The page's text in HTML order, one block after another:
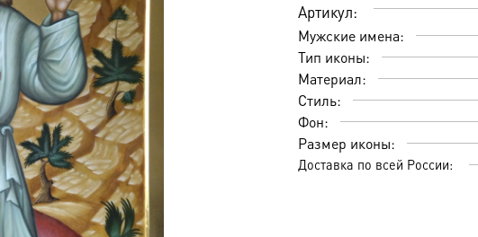
Артикул:
Мужские имена:
Тип иконы:
Материал:
Стиль:
Фон:
Размер иконы:
Доставка по всей России: